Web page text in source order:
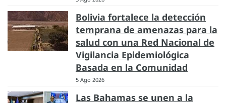
Bolivia fortalece la detección
temprana de amenazas para la
salud con una Red Nacional de
Vigilancia Epidemiológica
Basada en la Comunidad
5 Ago 2026
Las Bahamas se unen a la